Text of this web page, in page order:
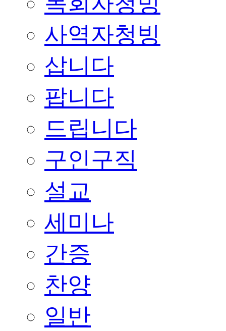
사역자청빙
삽니다
팝니다
드립니다
구인구직
설교
세미나
간증
찬양
일반